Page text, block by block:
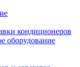
кондиционеров
оборудование